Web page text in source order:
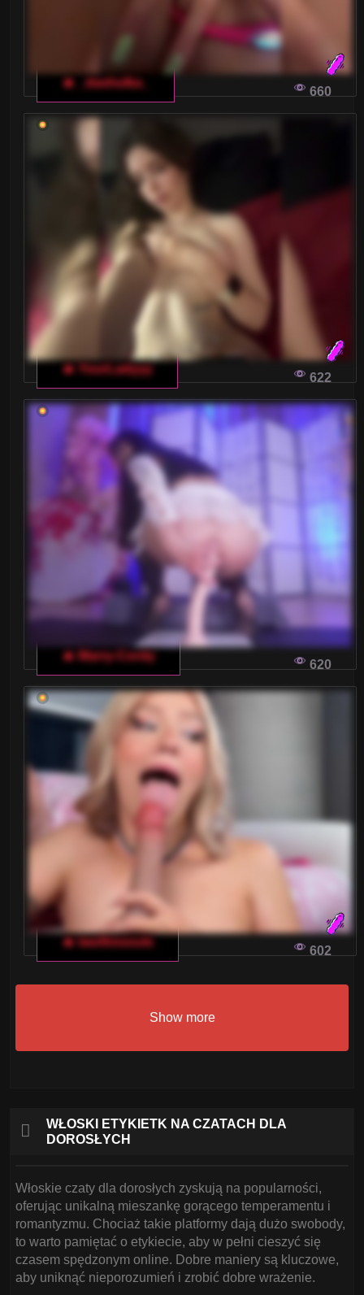
🔥 _dashulka_
660
🔥 YourLadyyy
622
🔥 Marry-Cordy
620
🔥 twofiresouls
602
Show more
WŁOSKI ETYKIETK NA CZATACH DLA
DOROSŁYCH
Włoskie czaty dla dorosłych zyskują na popularności,
oferując unikalną mieszankę gorącego temperamentu i
romantyzmu. Chociaż takie platformy dają dużo swobody,
to warto pamiętać o etykiecie, aby w pełni cieszyć się
czasem spędzonym online. Dobre maniery są kluczowe,
aby uniknąć nieporozumień i zrobić dobre wrażenie.